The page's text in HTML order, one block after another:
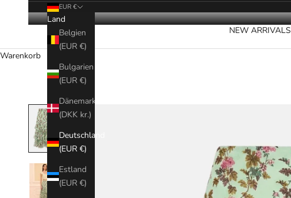
NEW ARRIVALS
EUR €
Land
Belgien
(EUR €)
Bulgarien
(EUR €)
Dänemark
(DKK kr.)
Deutschland
(EUR €)
Estland
(EUR €)
Warenkorb